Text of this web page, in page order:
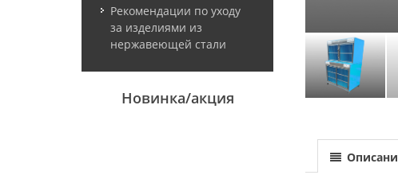
Рекомендации по уходу
за изделиями из
нержавеющей стали
Новинка/акция